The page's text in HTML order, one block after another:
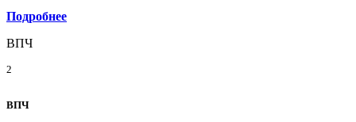
Подробнее
ВПЧ
2
ВПЧ